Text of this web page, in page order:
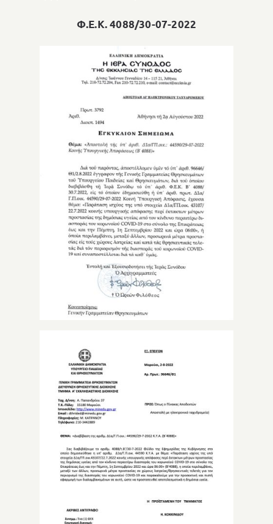
Φ.Ε.Κ. 4088/30-07-2022